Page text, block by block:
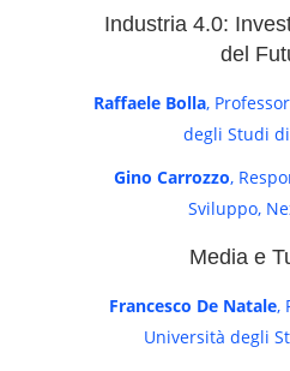
Industria 4.0:
del
Raffaele Bolla,
degli Studi
Gino Carrozzo,
Sviluppo,
Media e
Francesco De Natale,
Università degli